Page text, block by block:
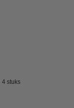
4 stuks